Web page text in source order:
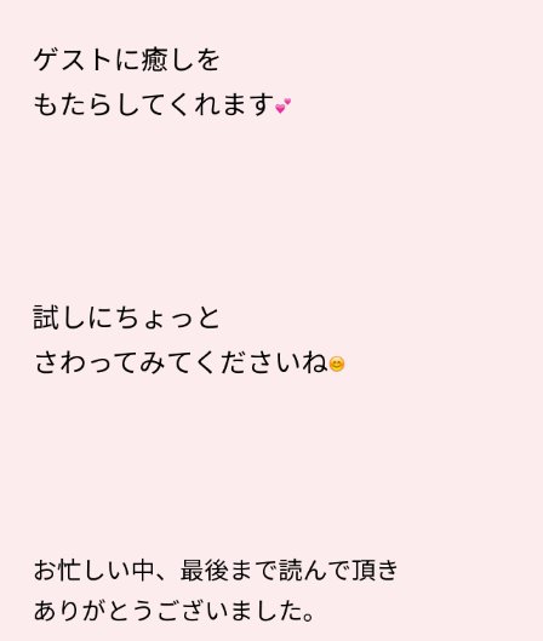
ゲストに癒しを
もたらしてくれます
試しにちょっと
さわってみてくださいね
お忙しい中、最後まで読んで頂き
ありがとうございました。